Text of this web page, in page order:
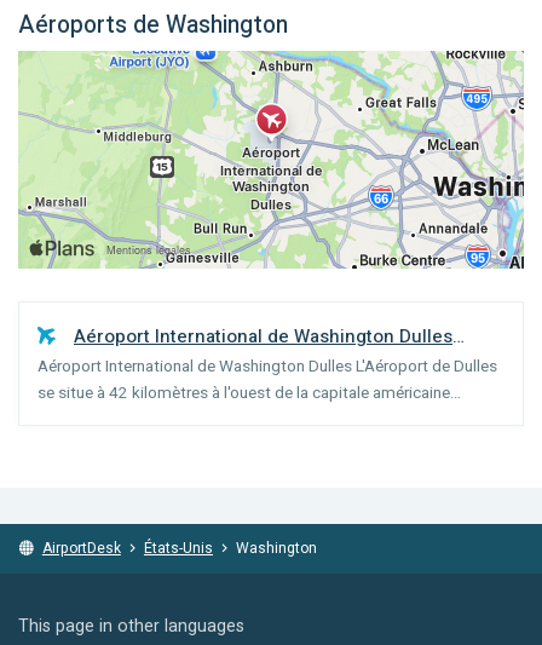
Aéroports de Washington
Aéroport International de Washington Dulles
(Washington)
Aéroport International de Washington Dulles L'Aéroport de Dulles
se situe à 42 kilomètres à l'ouest de la capitale américaine
AirportDesk États-Unis Washington
This page in other languages